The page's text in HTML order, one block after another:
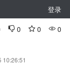
登录
0 0 0